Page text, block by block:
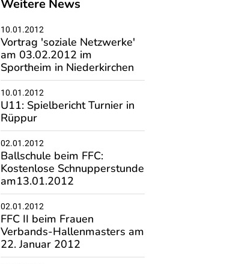
Weitere News
10.01.2012
Vortrag 'soziale Netzwerke'
am 03.02.2012 im
Sportheim in Niederkirchen
10.01.2012
U11: Spielbericht Turnier in
Rüppur
02.01.2012
Ballschule beim FFC:
Kostenlose Schnupperstunde
am13.01.2012
02.01.2012
FFC II beim Frauen
Verbands-Hallenmasters am
22. Januar 2012